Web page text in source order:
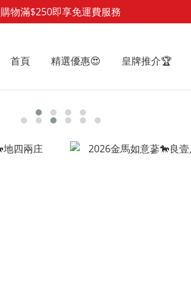
首頁 精選優惠😍 皇牌推介🏆
購物滿$250即享免運費服務